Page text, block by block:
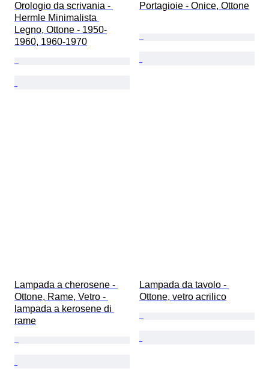
Orologio da scrivania -
Hermle Minimalista
Legno, Ottone - 1950-
1960, 1960-1970
Portagioie - Onice, Ottone
Lampada a cherosene -
Ottone, Rame, Vetro -
lampada a kerosene di
rame
Lampada da tavolo -
Ottone, vetro acrilico